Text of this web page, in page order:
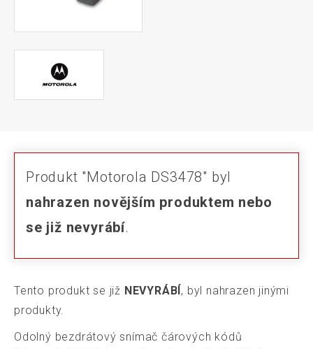
Produkt "Motorola DS3478" byl
nahrazen novějším produktem nebo
se již nevyrábí.
Tento produkt se již NEVYRÁBÍ , byl nahrazen jinými
produkty.
Odolný bezdrátový snímač čárových kódů